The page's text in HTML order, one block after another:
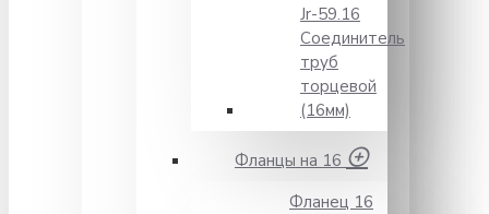
Jr-59.16
Соединитель
труб
торцевой
(16мм)
Фланцы на 16
Фланец 16